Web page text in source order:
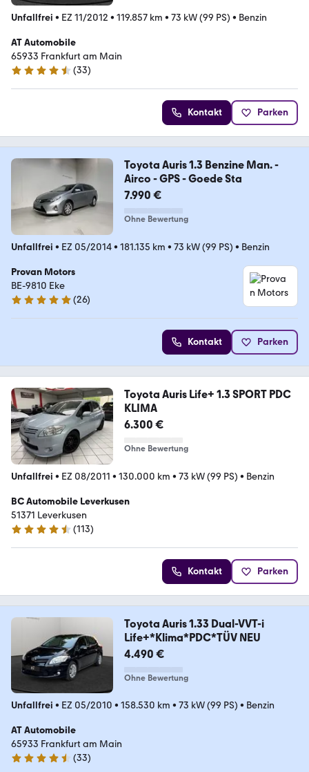
Unfallfrei • EZ 11/2012 • 119.857 km • 73 kW (99 PS) • Benzin
AT Automobile
65933 Frankfurt am Main
4.7 Sterne
(33)
Kontakt Parken
Toyota Auris 1.3 Benzine Man. -
Airco - GPS - Goede Sta
7.990 €
Ohne Bewertung
Unfallfrei • EZ 05/2014• 181.135 km • 73 kW (99 PS) • Benzin
Provan Motors
BE-9810 Eke
5 Sterne
(26)
Kontakt Parken
Toyota Auris Life+ 1.3 SPORT PDC
KLIMA
6.300 €
Ohne Bewertung
Unfallfrei • EZ 08/2011 • 130.000 km • 73 kW (99 PS) • Benzin
BC Automobile Leverkusen
51371 Leverkusen
4.7 Sterne
(113)
Kontakt Parken
Toyota Auris 1.33 Dual-VVT-i
Life+*Klima*PDC*TÜV NEU
4.490 €
Ohne Bewertung
Unfallfrei • EZ 05/2010 • 158.530 km • 73 kW (99 PS) • Benzin
AT Automobile
65933 Frankfurt am Main
4.7 Sterne
(33)